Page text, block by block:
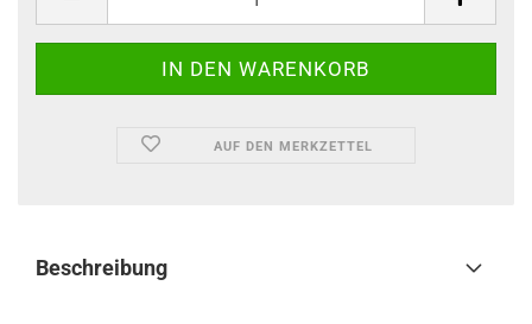
AUF DEN MERKZETTEL
Beschreibung